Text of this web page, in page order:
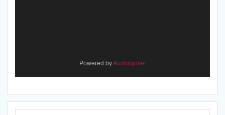
Powered byAudioIgniter